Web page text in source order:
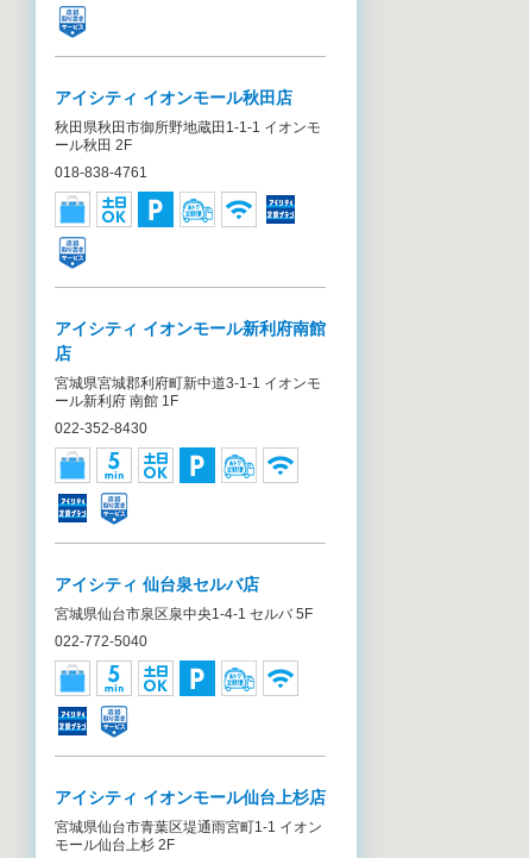
アイシティ イオンモール秋田店
秋田県秋田市御所野地蔵田1-1-1 イオンモ
ール秋田 2F
018-838-4761
アイシティ イオンモール新利府南館
店
宮城県宮城郡利府町新中道3-1-1 イオンモ
ール新利府 南館 1F
022-352-8430
アイシティ 仙台泉セルバ店
宮城県仙台市泉区泉中央1-4-1 セルバ 5F
022-772-5040
アイシティ イオンモール仙台上杉店
宮城県仙台市青葉区堤通雨宮町1-1 イオン
モール仙台上杉 2F